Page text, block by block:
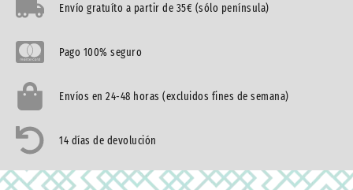
Envío gratuíto a partir de 35€ (sólo península)
Pago 100% seguro
Envíos en 24-48 horas (excluidos fines de semana)
14 días de devolución